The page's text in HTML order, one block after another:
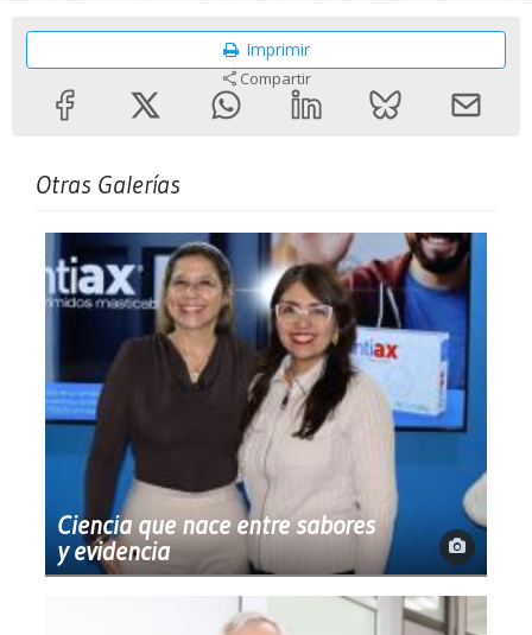
Imprimir
Compartir
Otras Galerías
Ciencia que nace entre sabores
y evidencia